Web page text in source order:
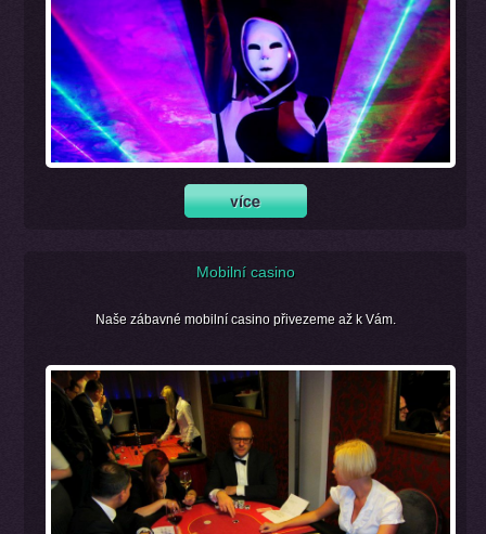
Mobilní casino
Naše zábavné mobilní casino přivezeme až k Vám.